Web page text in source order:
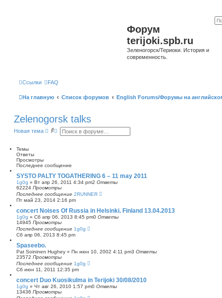
Форум
terijoki.spb.ru
Зеленогорск/Териоки. История и
современность.
Ссылки FAQ
На главную Список форумов English Forums/Форумы на
Zelenogorsk talks
Новая тема
П Р
е
н
ы
й
п
о
с
к
Темы
Ответы
Просмотры
Последнее сообщение
SYSTO PALTY TOGATHERING 6 – 11 may 2011
1g0g » Вт апр 26, 2011 4:34 pm2 Ответы
62224 Просмотры
Последнее сообщение 2RUNNER
Пт май 23, 2014 2:16 pm
concert Noises Of Russia in Helsinki. Finland 13.04.2013
1g0g » Сб апр 06, 2013 8:45 pm0 Ответы
14945 Просмотры
Последнее сообщение 1g0g
Сб апр 06, 2013 8:45 pm
Spaseebo.
Pat Soininen Hughey » Пн июн 10, 2002 4:11 pm3 Ответы
23572 Просмотры
Последнее сообщение 1g0g
Сб июн 11, 2011 12:35 pm
concert Duo Kuosikulma in Terijoki 30/08/2010
1g0g » Чт авг 26, 2010 1:57 pm0 Ответы
13436 Просмотры